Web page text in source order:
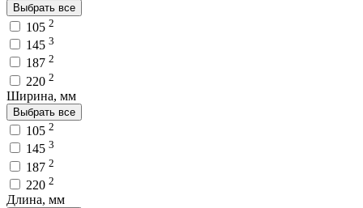
Выбрать все
105 2
145 3
187 2
220 2
Ширина, мм
Выбрать все
105 2
145 3
187 2
220 2
Длина, мм